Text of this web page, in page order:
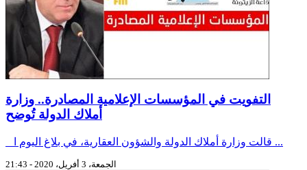
التفويت في المؤسسات الإعلامية المصادرة.. وزارة
أملاك الدولة تُوضح
قالت وزارة أملاك الدولة والشؤون العقارية، في بلاغ اليوم ا ...
الجمعة، 3 أفريل، 2020 - 21:43